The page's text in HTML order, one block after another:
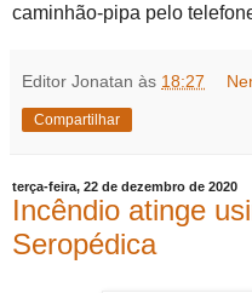
caminhão-pipa pelo
Editor Jonatan às 18:27
Compartilhar
terça-feira, 22 de dezembro de 2020
Incêndio atinge
Seropédica